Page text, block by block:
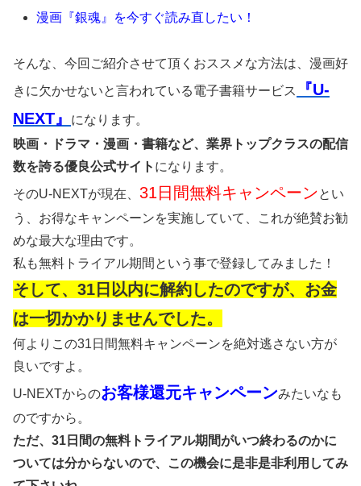
漫画『銀魂』を今すぐ読み直したい！
そんな、今回ご紹介させて頂くおススメな方法は、漫画好
きに欠かせないと言われている電子書籍サービス
『U-
NEXT』
になります。
映画・ドラマ・漫画・書籍など、業界トップクラスの配信
数を誇る優良公式サイト になります。
そのU-NEXTが現在、 31日間無料キャンペーンとい
う、お得なキャンペーンを実施していて、これが絶賛お勧
めな最大な理由です。
私も無料トライアル期間という事で登録してみました！
そして、31日以内に解約したのですが、お金
は一切かかりませんでした。
何よりこの31日間無料キャンペーンを絶対逃さない方が
良いですよ。
U-NEXTからのお客様還元キャンペーンみたいなも
のですから。
ただ、31日間の無料トライアル期間がいつ終わるのかに
ついては分からないので、この機会に是非是非利用してみ